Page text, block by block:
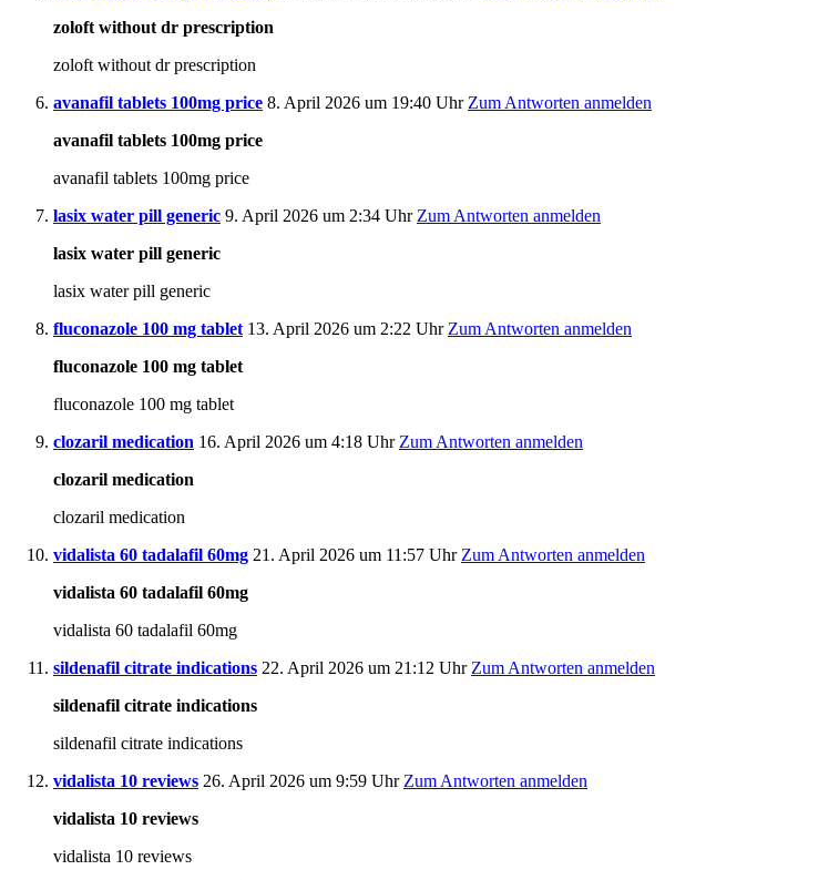
zoloft without dr prescription
zoloft without dr prescription
avanafil tablets 100mg price 8. April 2026 um 19:40 Uhr Zum Antworten anmelden
avanafil tablets 100mg price
avanafil tablets 100mg price
lasix water pill generic 9. April 2026 um 2:34 Uhr Zum Antworten anmelden
lasix water pill generic
lasix water pill generic
fluconazole 100 mg tablet 13. April 2026 um 2:22 Uhr Zum Antworten anmelden
fluconazole 100 mg tablet
fluconazole 100 mg tablet
clozaril medication 16. April 2026 um 4:18 Uhr Zum Antworten anmelden
clozaril medication
clozaril medication
vidalista 60 tadalafil 60mg 21. April 2026 um 11:57 Uhr Zum Antworten anmelden
vidalista 60 tadalafil 60mg
vidalista 60 tadalafil 60mg
sildenafil citrate indications 22. April 2026 um 21:12 Uhr Zum Antworten anmelden
sildenafil citrate indications
sildenafil citrate indications
vidalista 10 reviews 26. April 2026 um 9:59 Uhr Zum Antworten anmelden
vidalista 10 reviews
vidalista 10 reviews